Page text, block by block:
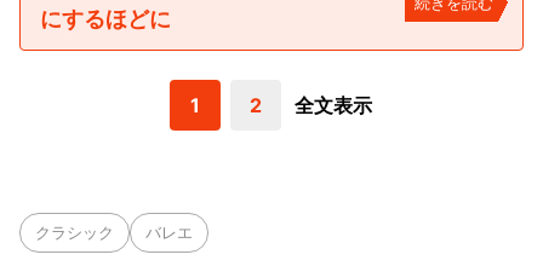
にするほどに
1 2 全文表示
クラシック バレエ